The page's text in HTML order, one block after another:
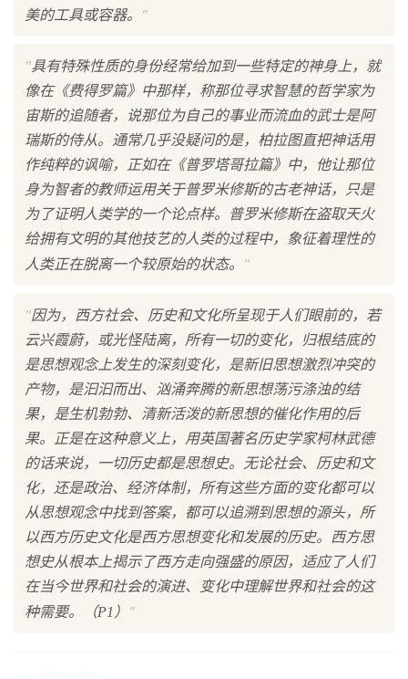
美的工具或容器。 "
"具有特殊性质的身份经常给加到一些特定的神身上，就
像在《费得罗篇》中那样，称那位寻求智慧的哲学家为
宙斯的追随者，说那位为自己的事业而流血的武士是阿
瑞斯的侍从。通常几乎没疑问的是，柏拉图直把神话用
作纯粹的讽喻，正如在《普罗塔哥拉篇》中，他让那位
身为智者的教师运用关于普罗米修斯的古老神话，只是
为了证明人类学的一个论点样。普罗米修斯在盗取天火
给拥有文明的其他技艺的人类的过程中，象征着理性的
人类正在脱离一个较原始的状态。
"
"因为，西方社会、历史和文化所呈现于人们眼前的，若
云兴霞蔚，或光怪陆离，所有一切的变化，归根结底的
是思想观念上发生的深刻变化，是新旧思想激烈冲突的
产物，是汩汩而出、汹涌奔腾的新思想荡污涤浊的结
果，是生机勃勃、清新活泼的新思想的催化作用的后
果。正是在这种意义上，用英国著名历史学家柯林武德
的话来说，一切历史都是思想史。无论社会、历史和文
化，还是政治、经济体制，所有这些方面的变化都可以
从思想观念中找到答案，都可以追溯到思想的源头，所
以西方历史文化是西方思想变化和发展的历史。西方思
想史从根本上揭示了西方走向强盛的原因，适应了人们
在当今世界和社会的演进、变化中理解世界和社会的这
种需要。（P1）
"